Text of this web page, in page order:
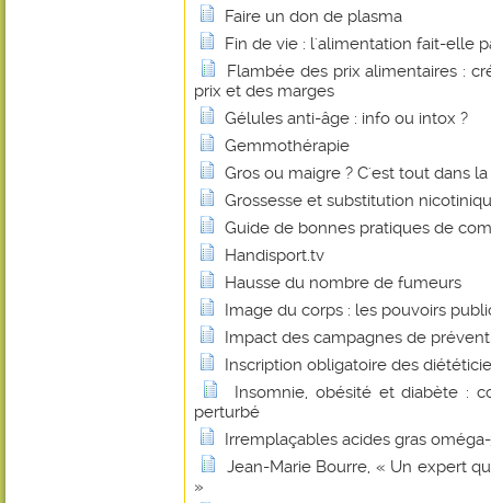
Faire un don de plasma
Fin de vie : l'alimentation fait-elle
Flambée des prix alimentaires :
prix et des marges
Gélules anti-âge : info ou intox ?
Gemmothérapie
Gros ou maigre ? C'est tout dans la
Grossesse et substitution
Guide de bonnes pratiques de
Handisport.tv
Hausse du nombre de fumeurs
Image du corps : les pouvoirs
Impact des campagnes de
Inscription obligatoire des
Insomnie, obésité et diabète :
perturbé
Irremplaçables acides gras
Jean-Marie Bourre, « Un expert
»